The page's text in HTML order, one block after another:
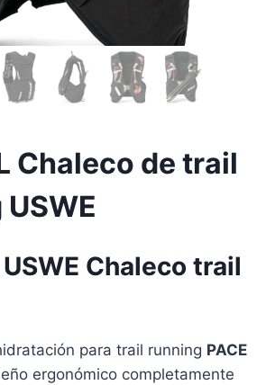
Chaleco de trail
USWE Chaleco trail
para trail running PACE
ergonómico completamente